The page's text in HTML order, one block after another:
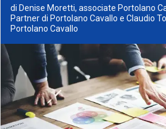
di Denise Moretti, associate Portolano
Partner di Portolano Cavallo e Claudio
Portolano Cavallo